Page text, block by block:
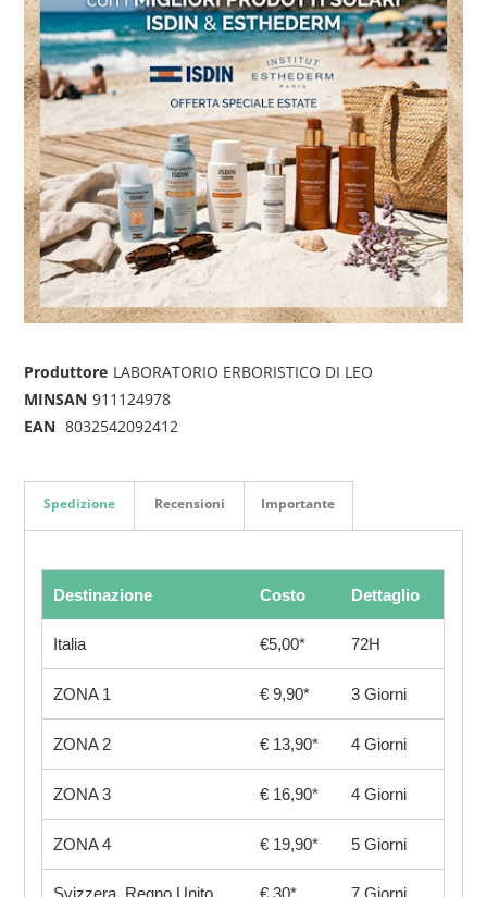
Produttore LABORATORIO ERBORISTICO DI LEO
MINSAN 911124978
EAN 8032542092412
Spedizione
Destinazione Costo Dettaglio
Italia €5,00* 72H
ZONA 1 € 9,90* 3 Giorni
ZONA 2 € 13,90* 4 Giorni
ZONA 3 € 16,90* 4 Giorni
ZONA 4 € 19,90* 5 Giorni
Svizzera, Regno Unito € 30* 7 Giorni
Recensioni Importante